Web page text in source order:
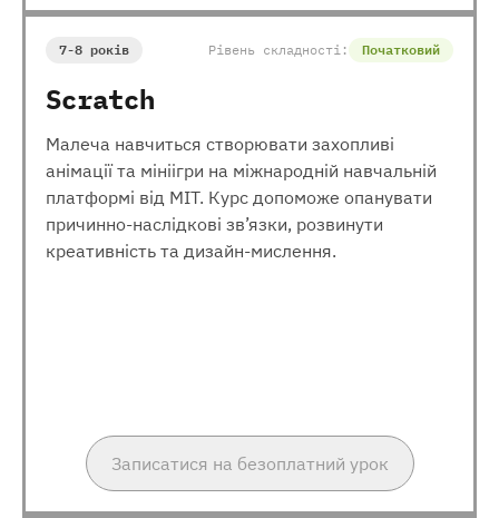
7-8 років Рівень складності: Початковий
Scratch
Малеча навчиться створювати захопливі
анімації та мініігри на міжнародній навчальній
платформі від МІТ. Курс допоможе опанувати
причинно-наслідкові зв’язки, розвинути
креативність та дизайн-мислення.
Записатися на безоплатний урок